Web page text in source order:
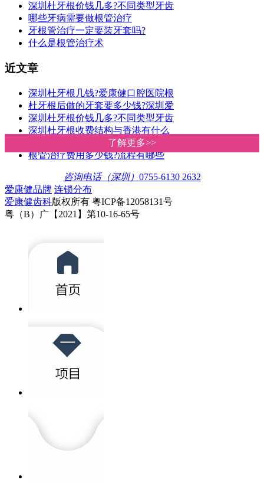
了解更多>>
了解更多>>
深圳杜牙根价钱几多?不同类型牙齿
哪些牙病需要做根管治疗
牙根管治疗一定要装牙套吗?
什么是根管治疗术
近文章
深圳杜牙根几钱?爱康健口腔医院根
杜牙根后做的牙套要多少钱?深圳爱
深圳杜牙根价钱几多?不同类型牙齿
深圳杜牙根收费结构与香港有什么
为什么要做杜牙根，而不是直接拔
根管治疗费用多少钱?流程有哪些
咨询电话（深圳） 0755-6130 2632
爱康健品牌 连锁分布
爱康健齿科版权所有 粤ICP备12058131号
粤（B）广【2021】第10-16-65号